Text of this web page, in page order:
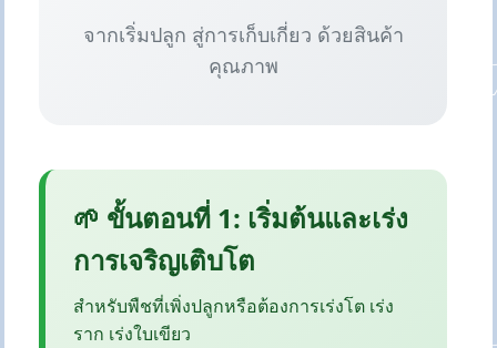
จากเริ่มปลูก สู่การเก็บเกี่ยว ด้วยสินค้า
คุณภาพ
🌱 ขั้นตอนที่ 1: เริ่มต้นและเร่ง
การเจริญเติบโต
สำหรับพืชที่เพิ่งปลูกหรือต้องการเร่งโต เร่ง
ราก เร่งใบเขียว